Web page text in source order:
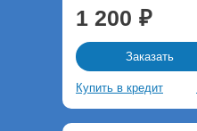
1 200
Заказать
Купить в кредит